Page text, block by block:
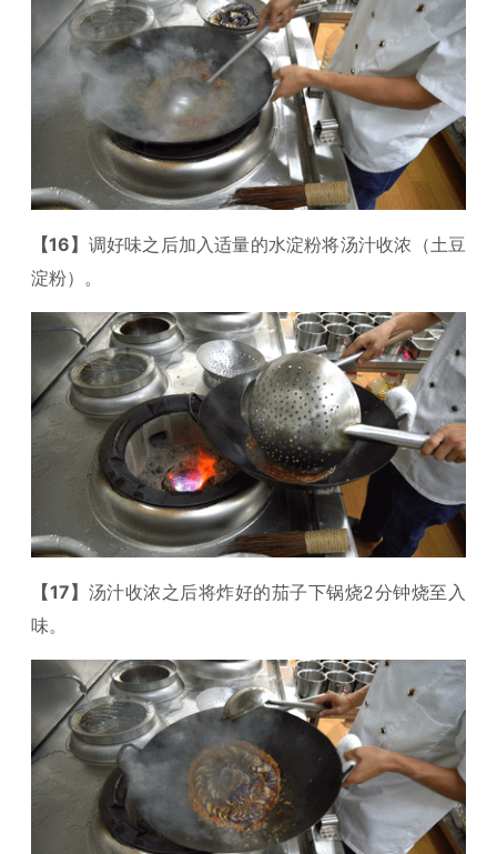
【16】 调好味之后加入适量的水淀粉将汤汁收浓（土豆
淀粉）。
【17】 汤汁收浓之后将炸好的茄子下锅烧2分钟烧至入
味。